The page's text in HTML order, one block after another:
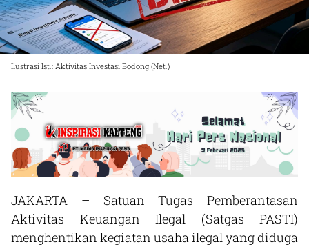
Ilustrasi Ist.: Aktivitas Investasi Bodong (Net.)
JAKARTA – Satuan Tugas Pemberantasan
Aktivitas Keuangan Ilegal (Satgas PASTI)
menghentikan kegiatan usaha ilegal yang diduga